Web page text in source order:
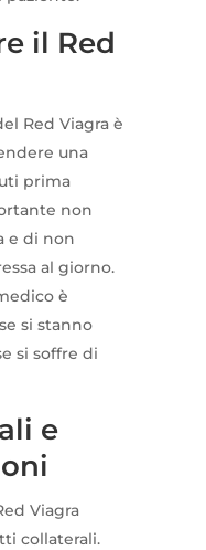
il Red
Red Viagra è
una
prima
non
e di non
al giorno.
è
si stanno
si soffre di
e
Viagra
collaterali.